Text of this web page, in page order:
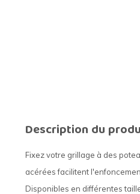
Description du
Fixez votre grillage à des
acérées facilitent
Disponibles en différentes